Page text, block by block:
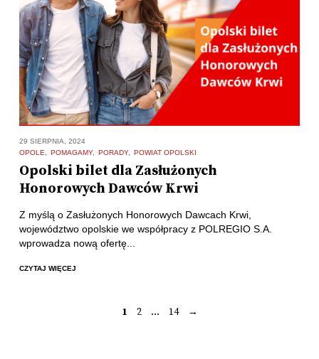
29 SIERPNIA, 2024
OPOLE
POMAGAMY PORADY POWIAT OPOLSKI
Opolski bilet dla Zasłużonych
Honorowych Dawców Krwi
Z myślą o Zasłużonych Honorowych Dawcach Krwi,
województwo opolskie we współpracy z POLREGIO S.A.
wprowadza nową ofertę...
CZYTAJ WIĘCEJ
Stronicowanie
1 2 … 14 →